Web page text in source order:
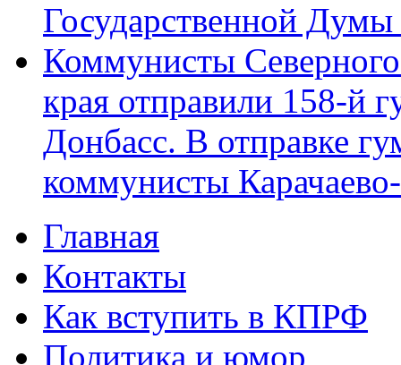
Государственной
Коммунисты Северного
края отправили 158-й
Донбасс. В отправке
коммунисты
Главное меню
Главная
Контакты
Как вступить в КПРФ
Политика и юмор